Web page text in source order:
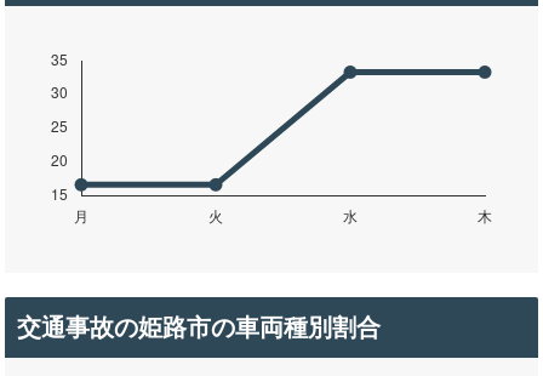
交通事故の姫路市の車両種別割合